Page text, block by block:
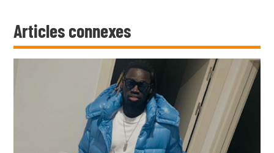
Articles connexes